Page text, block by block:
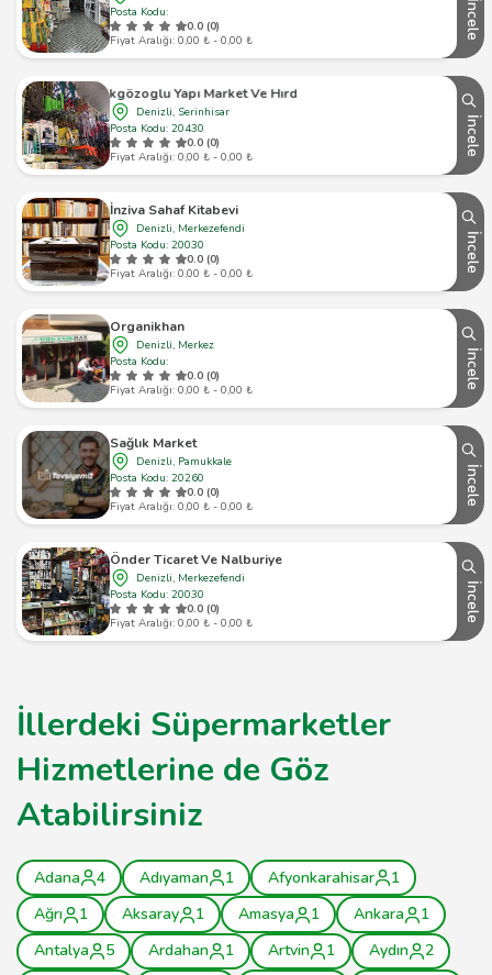
Posta Kodu:
0.0 (0)
Fiyat Aralığı: 0,00 ₺ - 0,00 ₺
İncele
Tokgözoglu Yapı Market Ve Hırdavat
Denizli, Serinhisar
Posta Kodu: 20430
0.0 (0)
Fiyat Aralığı: 0,00 ₺ - 0,00 ₺
İncele
İnziva Sahaf Kitabevi
Denizli, Merkezefendi
Posta Kodu: 20030
0.0 (0)
Fiyat Aralığı: 0,00 ₺ - 0,00 ₺
İncele
Organikhan
Denizli, Merkez
Posta Kodu:
0.0 (0)
Fiyat Aralığı: 0,00 ₺ - 0,00 ₺
İncele
Sağlık Market
Denizli, Pamukkale
Posta Kodu: 20260
0.0 (0)
Fiyat Aralığı: 0,00 ₺ - 0,00 ₺
İncele
Önder Ticaret Ve Nalburiye
Denizli, Merkezefendi
Posta Kodu: 20030
0.0 (0)
Fiyat Aralığı: 0,00 ₺ - 0,00 ₺
İncele
İllerdeki Süpermarketler
Hizmetlerine de Göz
Atabilirsiniz
Adana 4 Adıyaman 1 Afyonkarahisar
1
Ağrı
1 Aksaray 1 Amasya 1 Ankara
1
Antalya
5 Ardahan 1 Artvin 1 Aydın
2